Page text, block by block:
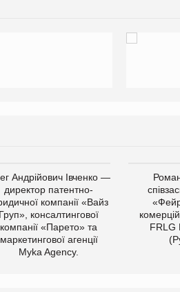
Андрійович Івченко —
директор патентно-
компанії «Вайз
Груп», консалтингової
компанії «Парето» та
маркетингової агенції
Myka Agency.
FRLG